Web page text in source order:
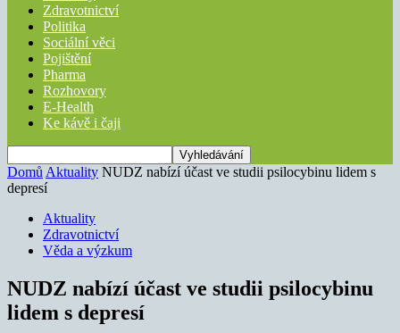
Zdravotnictví
Politika
Sociální věci
Pojištění
Pharma
Rozhovory
E-Health
Ke kávě i čaji
Domů Aktuality NUDZ nabízí účast ve studii psilocybinu lidem s
depresí
Aktuality
Zdravotnictví
Věda a výzkum
NUDZ nabízí účast ve studii psilocybinu
lidem s depresí